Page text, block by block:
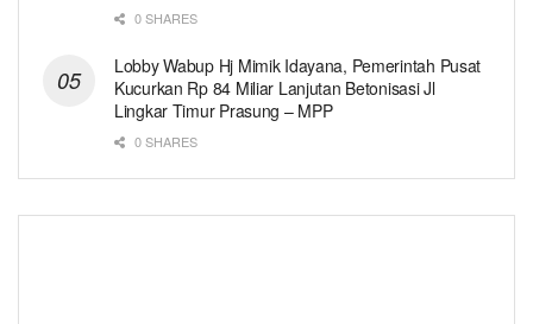
0 SHARES
Lobby Wabup Hj Mimik Idayana, Pemerintah Pusat
Kucurkan Rp 84 Miliar Lanjutan Betonisasi Jl
Lingkar Timur Prasung – MPP
0 SHARES